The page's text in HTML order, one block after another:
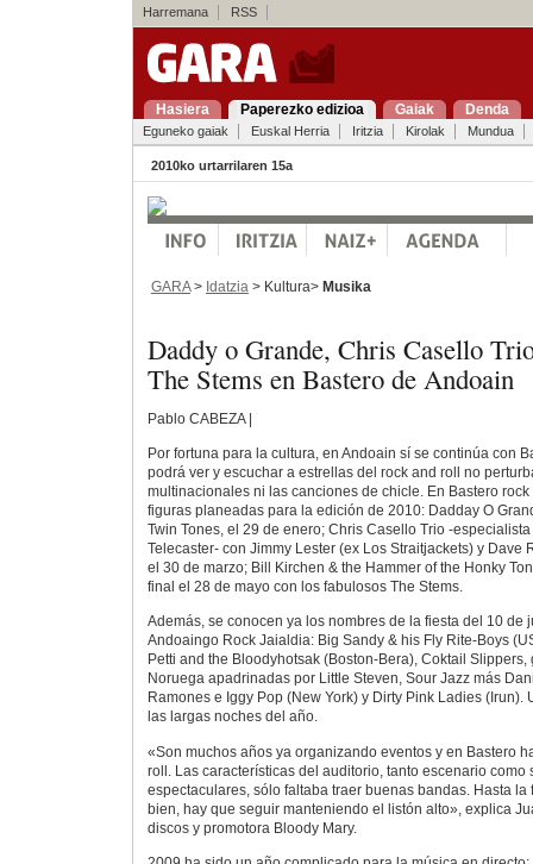
Harremana RSS
Hasiera Paperezko edizioa Gaiak Denda
Eguneko gaiak Euskal Herria Iritzia Kirolak Mundua
2010ko urtarrilaren 15a
GARA> Idatzia > Kultura> Musika
Daddy o Grande, Chris Casello
The Stems en Bastero de Andoain
Pablo CABEZA |
Por fortuna para la cultura, en Andoain sí se continúa con
podrá ver y escuchar a estrellas del rock and roll no
multinacionales ni las canciones de chicle. En Bastero
figuras planeadas para la edición de 2010: Dadday O
Twin Tones, el 29 de enero; Chris Casello Trio -
Telecaster- con Jimmy Lester (ex Los Straitjackets) y Dave
el 30 de marzo; Bill Kirchen & the Hammer of the Honky
final el 28 de mayo con los fabulosos The Stems.
Además, se conocen ya los nombres de la fiesta del 10 de
Andoaingo Rock Jaialdia: Big Sandy & his Fly Rite-Boys
Petti and the Bloodyhotsak (Boston-Bera), Coktail
Noruega apadrinadas por Little Steven, Sour Jazz más
Ramones e Iggy Pop (New York) y Dirty Pink Ladies (Irun).
las largas noches del año.
«Son muchos años ya organizando eventos y en Bastero
roll. Las características del auditorio, tanto escenario como
espectaculares, sólo faltaba traer buenas bandas. Hasta la
bien, hay que seguir manteniendo el listón alto», explica
discos y promotora Bloody Mary.